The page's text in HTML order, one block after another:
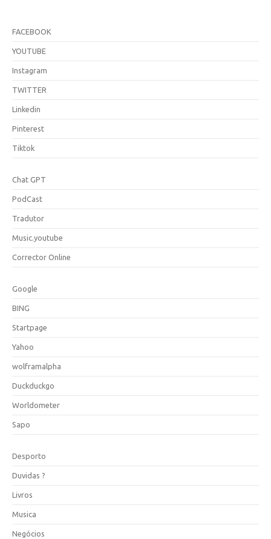
FACEBOOK
YOUTUBE
Instagram
TWITTER
Linkedin
Pinterest
Tiktok
Chat GPT
PodCast
Tradutor
Music.youtube
Corrector Online
Google
BING
Startpage
Yahoo
wolframalpha
Duckduckgo
Worldometer
Sapo
Desporto
Duvidas ?
Livros
Musica
Negócios